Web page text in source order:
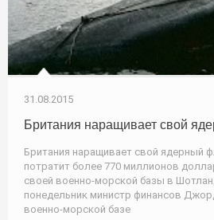
31.08.2015
Британия наращивает свой
Британия наращивает свой ядерный
потратит более 770 миллионов
своей военно-морской базы в
понедельник министр финансов
военно-морской базе